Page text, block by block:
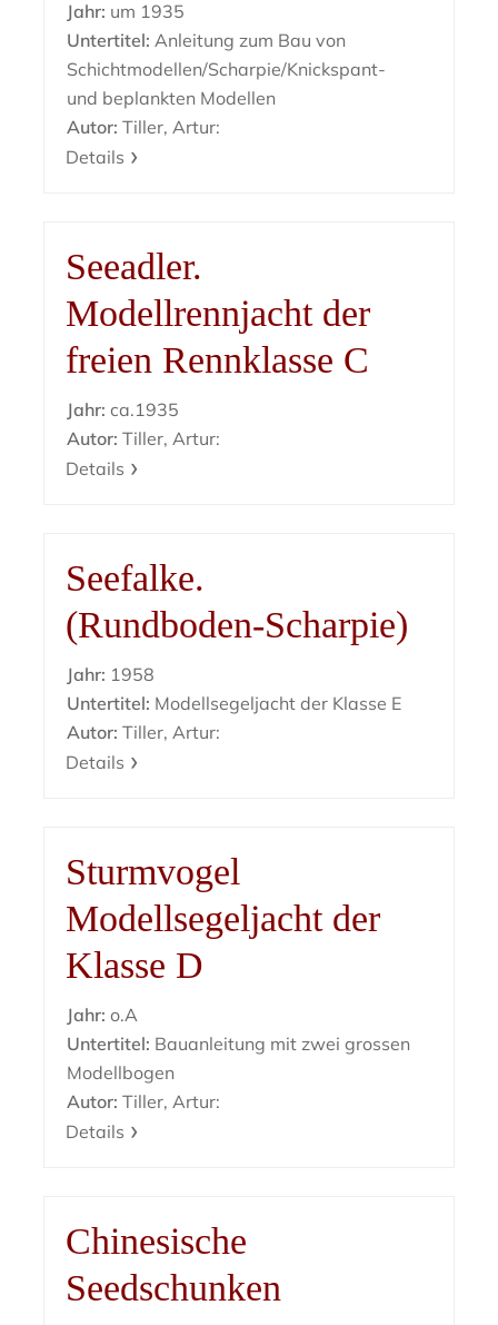
Jahr: um 1935
Untertitel: Anleitung zum Bau von
Schichtmodellen/Scharpie/Knickspant-
und beplankten Modellen
Autor: Tiller, Artur:
Details
Seeadler.
Modellrennjacht der
freien Rennklasse C
Jahr: ca.1935
Autor: Tiller, Artur:
Details
Seefalke.
(Rundboden-Scharpie)
Jahr: 1958
Untertitel: Modellsegeljacht der Klasse E
Autor: Tiller, Artur:
Details
Sturmvogel
Modellsegeljacht der
Klasse D
Jahr: o.A
Untertitel: Bauanleitung mit zwei grossen
Modellbogen
Autor: Tiller, Artur:
Details
Chinesische
Seedschunken